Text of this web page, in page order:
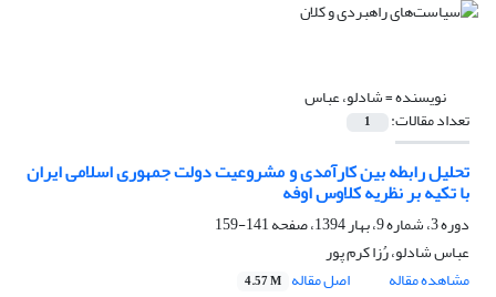
نویسنده =شادلو، عباس
تعداد مقالات: 1
تحلیل رابطه بین کارآمدی و مشروعیت دولت جمهوری اسلامی ایران
با تکیه بر نظریه کلاوس اوفه
دوره 3، شماره 9، بهار 1394، صفحه
141-159
عباس شادلو، رُزا کرم پور
مشاهده مقاله
اصل مقاله 4.57 M